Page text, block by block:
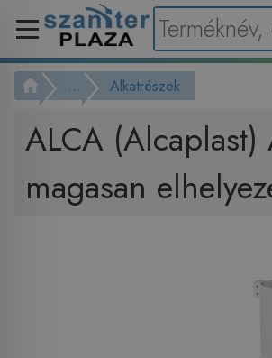
... Alkatrészek
ALCA
magasan